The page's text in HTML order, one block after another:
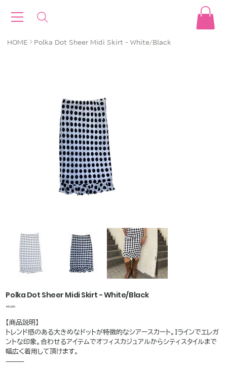
HOME > Polka Dot Sheer Midi Skirt - White/Black
Polka Dot Sheer Midi Skirt - White/Black
価
￥10,990
【商品説明】
トレンド感のある大きめなドットが特徴的なシアースカート。Iラインでエレガ
ントな印象。合わせるアイテムでオフィスカジュアルからシティスタイルまで
幅広く着用して頂けます。
⸻